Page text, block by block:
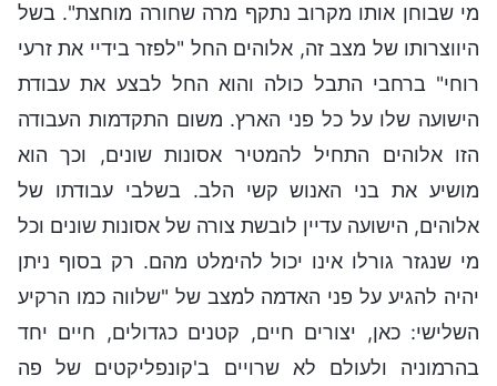
מי שבוחן אותו מקרוב נתקף מרה שחורה מוחצת". בשל
היווצרותו של מצב זה, אלוהים החל "לפזר בידיי את זרעי
רוחי" ברחבי התבל כולה והוא החל לבצע את עבודת
הישועה שלו על כל פני הארץ. משום התקדמות העבודה
הזו אלוהים התחיל להמטיר אסונות שונים, וכך הוא
מושיע את בני האנוש קשי הלב. בשלבי עבודתו של
אלוהים, הישועה עדיין לובשת צורה של אסונות שונים וכל
מי שנגזר גורלו אינו יכול להימלט מהם. רק בסוף ניתן
יהיה להגיע על פני האדמה למצב של "שלווה כמו הרקיע
השלישי: כאן, יצורים חיים, קטנים כגדולים, חיים יחד
בהרמוניה ולעולם לא שרויים ב'קונפליקטים של פה